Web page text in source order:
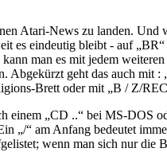
Atari-News zu landen. Und
es eindeutig bleibt - auf
man es mit jedem
geht das auch mit :
Brett oder mit „B / Z/
einem „CD ..“ bei MS-DOS
„/“ am Anfang bedeutet
wenn man sich nur die